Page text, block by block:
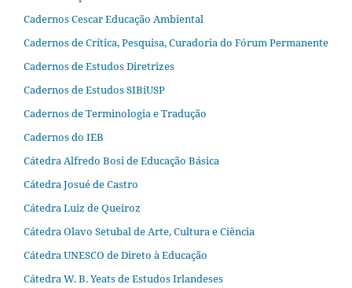
Cadernos Cescar Educação Ambiental
Cadernos de Crítica, Pesquisa, Curadoria do Fórum Permanente
Cadernos de Estudos Diretrizes
Cadernos de Estudos SIBiUSP
Cadernos de Terminologia e Tradução
Cadernos do IEB
Cátedra Alfredo Bosi de Educação Básica
Cátedra Josué de Castro
Cátedra Luiz de Queiroz
Cátedra Olavo Setubal de Arte, Cultura e Ciência
Cátedra UNESCO de Direto à Educação
Cátedra W. B. Yeats de Estudos Irlandeses